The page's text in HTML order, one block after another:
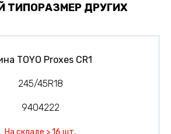
ТИПОРАЗМЕР ДРУГИХ
TOYO Proxes CR1
245/45R18
9404222
На складе > 16 шт.